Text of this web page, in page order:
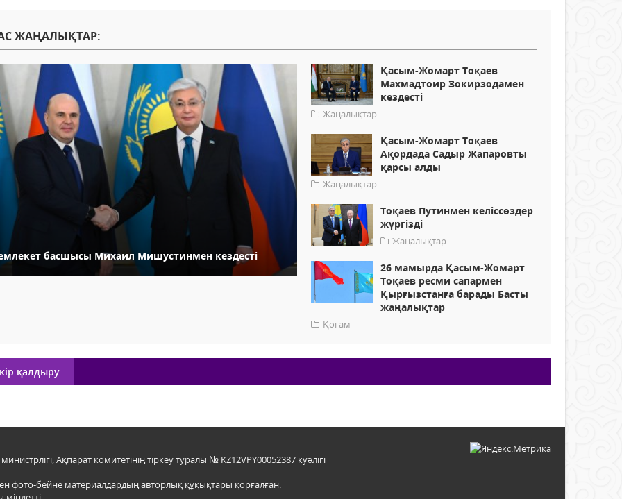
ЖАҢАЛЫҚТАР:
басшысы Михаил Мишустинмен кездесті
Қасым-Жомарт Тоқаев
Махмадтоир Зокирзодамен
кездесті
Жаңалықтар
Қасым-Жомарт Тоқаев
Ақордада Садыр Жапаровты
қарсы алды
Жаңалықтар
Тоқаев Путинмен келіссөздер
жүргізді
Жаңалықтар
26 мамырда Қасым-Жомарт
Тоқаев ресми сапармен
Қырғызстанға барады Басты
жаңалықтар
Қоғам
қалдыру
Ақпарат комитетінің тіркеу туралы № KZ12VPY00052387 куәлігі
фото-бейне материалдардың авторлық құқықтары қорғалған.